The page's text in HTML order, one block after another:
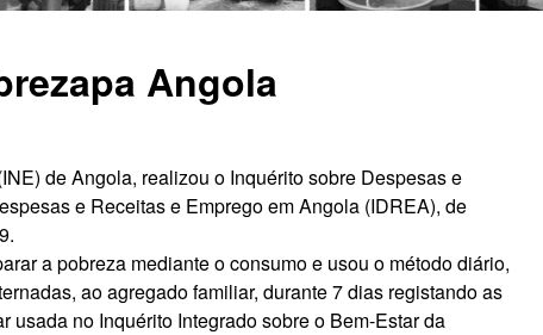
Angola
de Angola, realizou o Inquérito sobre Despesas e
e Receitas e Emprego em Angola (IDREA), de
a pobreza mediante o consumo e usou o método diário,
ao agregado familiar, durante 7 dias registando as
usada no Inquérito Integrado sobre o Bem-Estar da